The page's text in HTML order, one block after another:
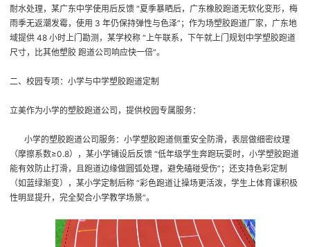
耐水处理，某广东中学使用后反馈 “夏季暴晒后，广东橡胶跑道无软化变形，梅
雨季无返潮发霉，使用 3 年仍保持弹性与色泽”；作为场塑胶跑道厂家，广东地
域提供 48 小时上门勘测，某学校称 “上午联系，下午就上门规划中学塑胶跑道
尺寸，比其他塑胶 跑道公司响应快一倍”。
二、校园专项：小学与中学塑胶跑道定制
立美作为小学的塑胶跑道公司，提供校园专属服务：
小学的塑胶跑道公司服务：小学塑胶跑道侧重安全防滑，表层做细密纹理
（摩擦系数≥0.8），某小学铺设后反馈 “低年级学生奔跑玩耍时，小学塑胶跑道
能有效防止打滑，且跑道边缘做圆弧处理，避免磕碰受伤”；还支持色彩定制
（如蓝绿渐变），某小学定制后称 “彩色跑道让操场更活泼，学生上体育课积极
性明显提升，完全契合小学教学场景”。